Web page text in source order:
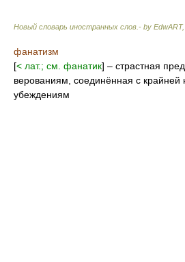
Новый словарь иностранных слов.- by EdwART,
фанатизм
[< лат.; см. фанатик] – страстная
верованиям, соединённая с крайней
убеждениям